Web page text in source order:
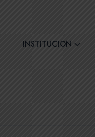
INSTITUCION